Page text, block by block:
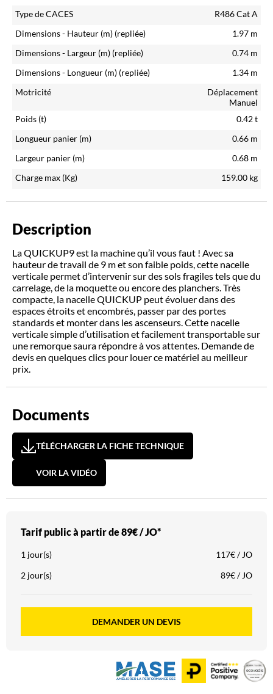
Type de CACES
R486 Cat A
Dimensions - Hauteur (m) (repliée) 1.97 m
Dimensions - Largeur (m) (repliée) 0.74 m
Dimensions - Longueur (m) (repliée) 1.34 m
Motricité
Déplacement
Manuel
Poids (t)
0.42t
Longueur panier (m)
0.66 m
Largeur panier (m)
0.68 m
Charge max (Kg)
159.00 kg
Description
La QUICKUP9 est la machine qu’il vous faut ! Avec sa
hauteur de travail de 9 m et son faible poids, cette nacelle
verticale permet d’intervenir sur des sols fragiles tels que du
carrelage, de la moquette ou encore des planchers. Très
compacte, la nacelle QUICKUP peut évoluer dans des
espaces étroits et encombrés, passer par des portes
standards et monter dans les ascenseurs. Cette nacelle
verticale simple d’utilisation et facilement transportable sur
une remorque saura répondre à vos attentes. Demande de
devis en quelques clics pour louer ce matériel au meilleur
prix.
Documents
TÉLÉCHARGER LA FICHE TECHNIQUE
VOIR LA VIDÉO
Tarif public à partir de89€ / JO*
1 jour(s)
117€ / JO
2 jour(s)
89€ / JO
DEMANDER UN DEVIS